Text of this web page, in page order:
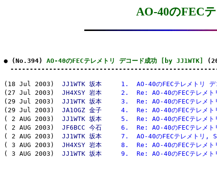
AO-40のFEC
● (No.394) AO-40のFECテレメトリ デコード成功 [by JJ1WTK]
(18 Jul 2003) JJ1WTK 坂本
1.  AO-40のFECテレメトリ デ
(27 Jul 2003) JH4XSY 岩本
2.  Re: AO-40のFECテレメト
(29 Jul 2003) JJ1WTK 坂本
3.  Re: AO-40のFECテレメト
(29 Jul 2003) JA1OGZ 金子
4.  Re: AO-40のFECテレメト
( 2 AUG 2003) JJ1WTK 坂本
5.  Re: AO-40のFECテレメト
( 2 AUG 2003) JF6BCC 今石
6.  Re: AO-40のFECテレメト
( 2 AUG 2003) JJ1WTK 坂本
7.  AO-40のFECテレメトリ,
( 3 AUG 2003) JH4XSY 岩本
8.  Re: AO-40のFECテレメ
( 3 AUG 2003) JJ1WTK 坂本
9.  Re: AO-40のFECテレメト